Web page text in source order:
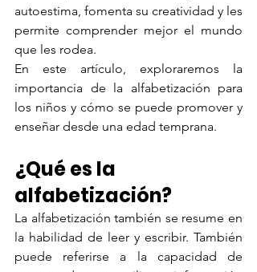
autoestima, fomenta su creatividad y les
permite comprender mejor el mundo
que les rodea.
En este artículo, exploraremos la
importancia de la alfabetización para
los niños y cómo se puede promover y
enseñar desde una edad temprana.
¿Qué es la
alfabetización?
La alfabetización también se resume en
la habilidad de leer y escribir. También
puede referirse a la capacidad de